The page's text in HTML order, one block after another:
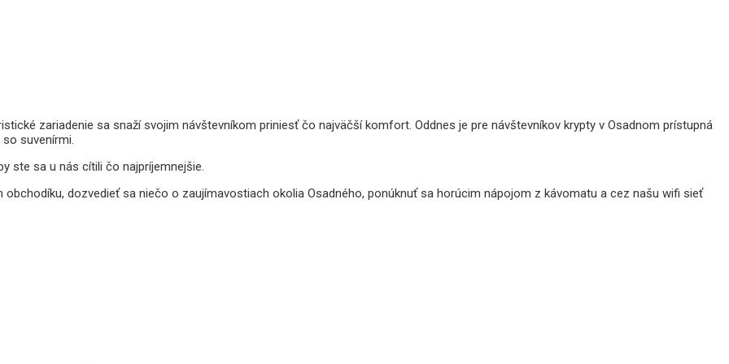
zariadenie sa snaží svojim návštevníkom priniesť čo najväčší komfort. Oddnes je pre návštevníkov krypty v Osadnom prístupná
suvenírmi.
ste sa u nás cítili čo najpríjemnejšie.
dozvedieť sa niečo o zaujímavostiach okolia Osadného, ponúknuť sa horúcim nápojom z kávomatu a cez našu wifi sieť